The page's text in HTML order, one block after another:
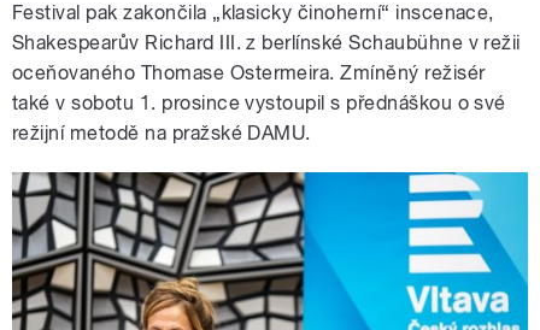
Festival pak zakončila „klasicky činoherní“ inscenace,
Shakespearův Richard III. z berlínské Schaubühne v režii
oceňovaného Thomase Ostermeira. Zmíněný režisér
také v sobotu 1. prosince vystoupil s přednáškou o své
režijní metodě na pražské DAMU.